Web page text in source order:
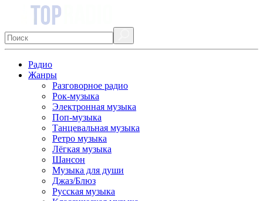
Радио
Жанры
Разговорное радио
Рок-музыка
Электронная музыка
Поп-музыка
Танцевальная музыка
Ретро музыка
Лёгкая музыка
Шансон
Музыка для души
Джаз/Блюз
Русская музыка